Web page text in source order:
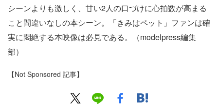
シーンよりも激しく、甘い2人の口づけに心拍数が高まる
こと間違いなしの本シーン。「きみはペット」ファンは確
実に悶絶する本映像は必見である。（modelpress編集
部）
【Not Sponsored 記事】